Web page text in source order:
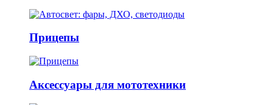
Прицепы
Аксессуары для мототехники